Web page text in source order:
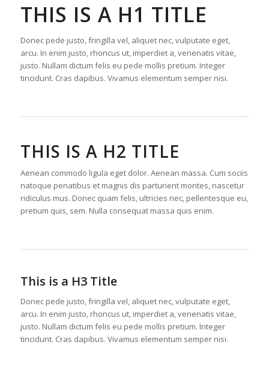
THIS IS A H1 TITLE
Donec pede justo, fringilla vel, aliquet nec, vulputate eget,
arcu. In enim justo, rhoncus ut, imperdiet a, venenatis vitae,
justo. Nullam dictum felis eu pede mollis pretium. Integer
tincidunt. Cras dapibus. Vivamus elementum semper nisi.
THIS IS A H2 TITLE
Aenean commodo ligula eget dolor. Aenean massa. Cum sociis
natoque penatibus et magnis dis parturient montes, nascetur
ridiculus mus. Donec quam felis, ultricies nec, pellentesque eu,
pretium quis, sem. Nulla consequat massa quis enim.
This is a H3 Title
Donec pede justo, fringilla vel, aliquet nec, vulputate eget,
arcu. In enim justo, rhoncus ut, imperdiet a, venenatis vitae,
justo. Nullam dictum felis eu pede mollis pretium. Integer
tincidunt. Cras dapibus. Vivamus elementum semper nisi.